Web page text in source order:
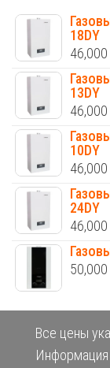
18DY
46,000
13DY
46,000
10DY
46,000
24DY
46,000
50,000
Все цены
Информация